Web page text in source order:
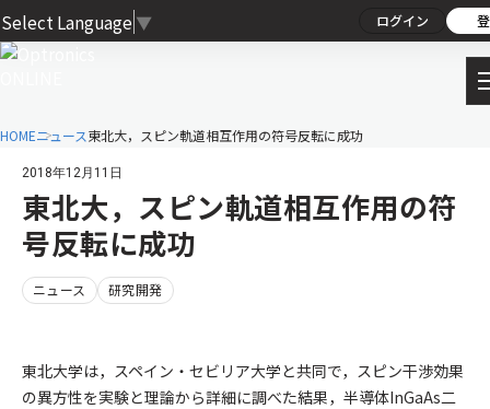
Select Language ▼ ログイン
HOMEニュース東北大，スピン軌道相互作用の符号反転に成功
2018年12月11日
東北大，スピン軌道相互作用の符
号反転に成功
ニュース 研究開発
東北大学は，スペイン・セビリア大学と共同で，スピン干渉効果
の異方性を実験と理論から詳細に調べた結果，半導体InGaAs二